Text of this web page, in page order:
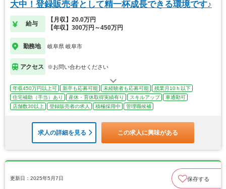
大中！登録販売者として精一杯成長できる環境です♪
給与
【月収】20.0万円
【年収】300万円～450万円
勤務地 岐阜県 岐阜市
アクセス ※お問い合わせください
年収450万円以上可 新卒も応募可能 未経験者も応募可能
残業月10ｈ以下
住宅補助（手当）あり
産休・育休取得実績有り スキルアップ
車通勤可
店舗数30以上
登録販売者の求人 積極採用中 管理職候補
求人の詳細を見る この求人に興味がある
更新日：2025年5月7日 保存する